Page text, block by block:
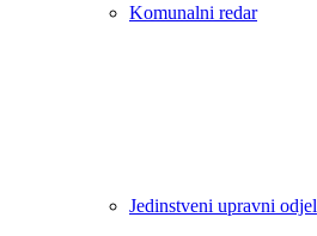
Komunalni redar
Jedinstveni upravni odjel